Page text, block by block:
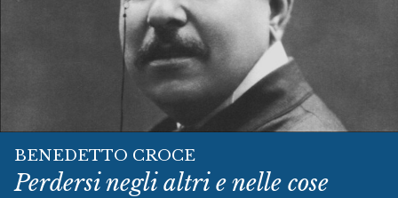
BENEDETTO CROCE
Perdersi negli altri e nelle cose